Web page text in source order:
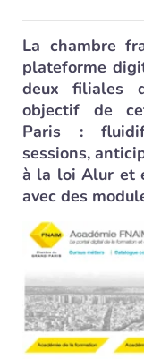
La chambre
plateforme
deux filiales
objectif de
Paris :
sessions,
à la loi Alur et
avec des